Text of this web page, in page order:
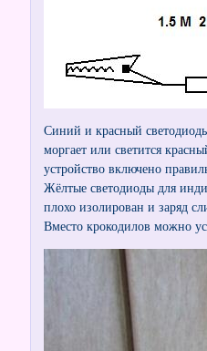
Синий и красный
моргает или светится
устройство включено
Жёлтые светодиоды для
плохо изолирован и заряд
Вместо крокодилов можно